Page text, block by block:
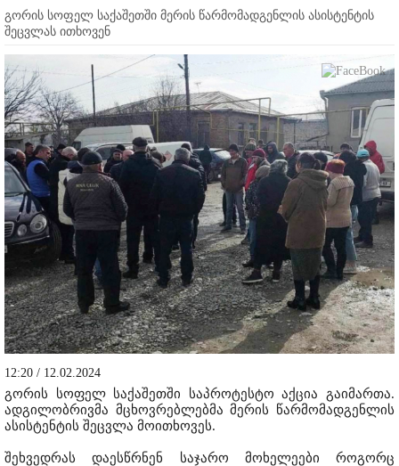
გორის სოფელ საქაშეთში მერის წარმომადგენლის ასისტენტის
შეცვლას ითხოვენ
12:20 / 12.02.2024
გორის სოფელ საქაშეთში საპროტესტო აქცია გაიმართა.
ადგილობრივმა მცხოვრებლებმა მერის წარმომადგენლის
ასისტენტის შეცვლა მოითხოვეს.
შეხვედრას დაესწრნენ საჯარო მოხელეები როგორც